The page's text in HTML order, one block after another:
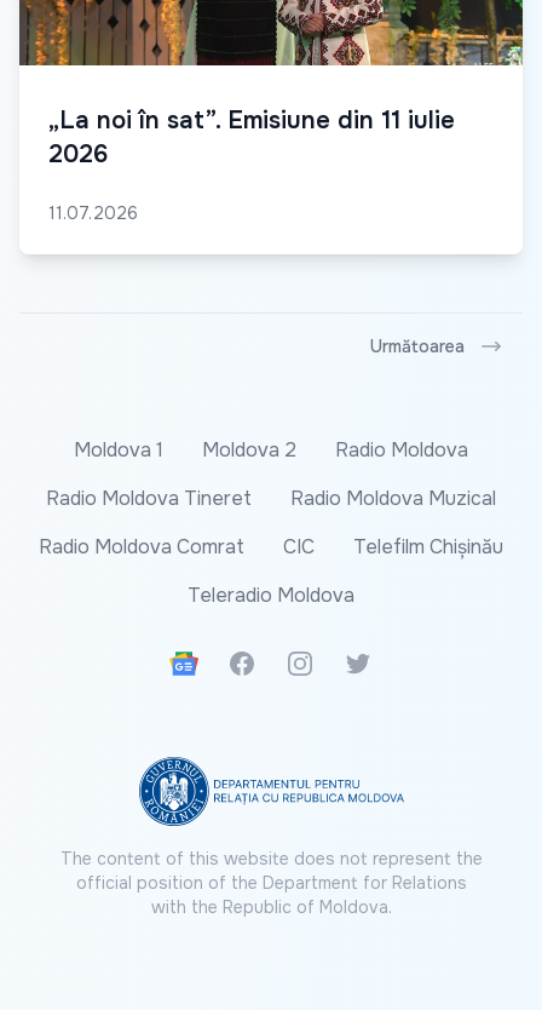
„La noi în sat”. Emisiune din 11 iulie
2026
11.07.2026
Următoarea
Moldova 1 Moldova 2
Radio Moldova
Radio Moldova Tineret
Radio Moldova Muzical
Radio Moldova Comrat
CIC
Telefilm Chișinău
Teleradio Moldova
Google News
FacebookInstagramTwitter
The content of this website does not represent the
official position of the Department for Relations
with the Republic of Moldova.